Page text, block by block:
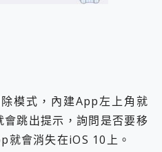
模式，內建App左上角就
跳出提示，詢問是否要移
就會消失在iOS 10上。